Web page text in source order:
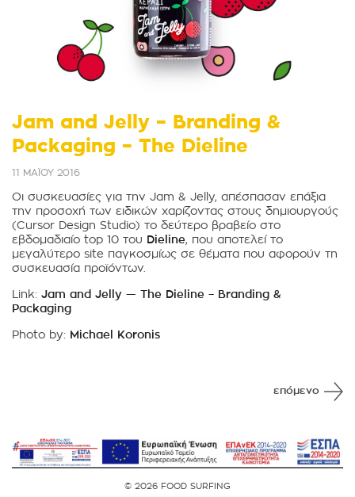
E-SHOP
ENGLISH
Jam and Jelly – Branding &
Packaging – The Dieline
11 ΜΑΪΟΥ 2016
Οι συσκευασίες για την Jam & Jelly, απέσπασαν επάξια
την προσοχή των ειδικών χαρίζοντας στους δημιουργούς
(Cursor Design Studio) το δεύτερο βραβείο στο
εβδομαδιαίο top 10 του Dieline, που αποτελεί το
μεγαλύτερο site παγκοσμίως σε θέματα που αφορούν τη
συσκευασία προϊόντων.
Link: Jam and Jelly — The Dieline – Branding &
Packaging
Photo by: Michael Koronis
επόμενο
© 2026 FOOD SURFING